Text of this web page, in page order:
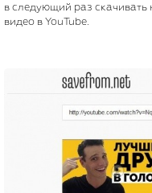
в следующий раз
видео в YouTube.